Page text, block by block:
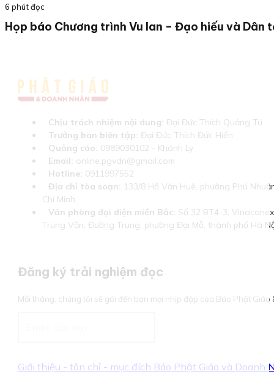
6 phút đọc
Họp báo Chương trình Vu lan – Đạo hiếu và Dân
Chịu trách nhiệm nội dung: Đại Đức Thích Quảng Tú
Trưởng ban biên tập: Đại Đức Thích Đức Hiển
Quảng cáo: 0989030102 - Khánh Ly
Email: online.pgvdn@gmail.com
Hotline: 0911997552
Địa chỉ tòa soạn: 133/8 Hồ Văn Huê, phường Phú
Chí Minh
Văn phòng đại diện miền Bắc: Số 32 BT4-3,
Trung Văn, Đường Trung, phường Đại Mỗ, thành phố Hà
Đăng ký trải nghiệm đọc
Mỗi tháng, chúng tôi sẽ gửi đến bạn mọi nhịp đập của Báo Phật Giáo
Giới thiệu - tôn chỉ - mục đích Báo Phật Giáo và Doanh